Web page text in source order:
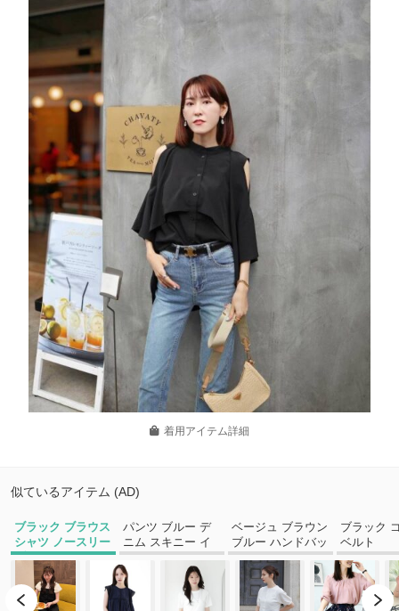
着用アイテム詳細